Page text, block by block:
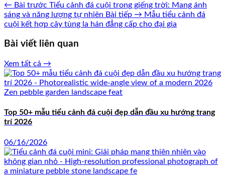
← Bài trước Tiểu cảnh đá cuội trong giếng trời: Mang ánh
sáng và năng lượng tự nhiên Bài tiếp → Mẫu tiểu cảnh đá
cuội kết hợp cây tùng la hán đẳng cấp cho đại gia
Bài viết liên quan
Xem tất cả →
Top 50+ mẫu tiểu cảnh đá cuội đẹp dẫn đầu xu hướng trang
trí 2026
06/16/2026